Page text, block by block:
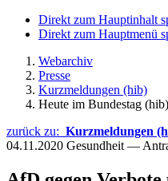
Direkt zum Hauptinhalt
Direkt zum Hauptmenü
Webarchiv
Presse
Kurzmeldungen (hib)
Heute im Bundestag (hib)
zurück zu: Kurzmeldungen
04.11.2020 Gesundheit —